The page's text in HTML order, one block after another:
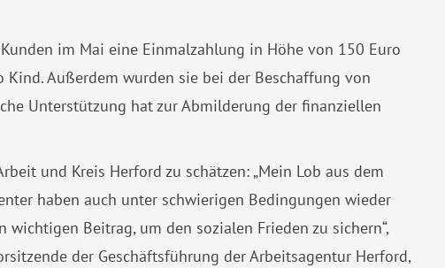
im Mai eine Einmalzahlung in Höhe von 150 Euro
Außerdem wurden sie bei der Beschaffung von
Unterstützung hat zur Abmilderung der finanziellen
und Kreis Herford zu schätzen: „Mein Lob aus dem
haben auch unter schwierigen Bedingungen wieder
Beitrag, um den sozialen Frieden zu sichern“,
der Geschäftsführung der Arbeitsagentur Herford,